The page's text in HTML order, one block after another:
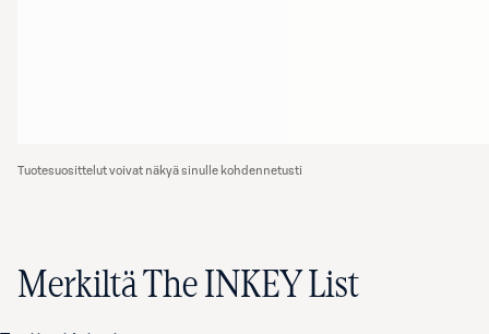
Tuotesuosittelut voivat näkyä sinulle kohdennetusti
Merkiltä The INKEY List